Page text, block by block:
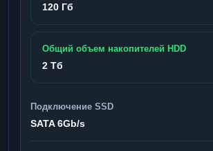
120 Гб
Общий объем накопителей HDD
2 Тб
Подключение SSD
SATA 6Gb/s